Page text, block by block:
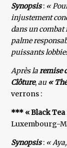
Synopsis: «
injustement
dans un combat
palme
puissants
Après laremise
Clôture,au «
verrons :
*** « Black Tea
Luxembourg-
Synopsis: «